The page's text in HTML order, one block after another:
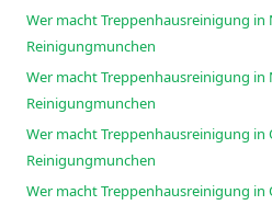
Wer macht Treppenhausreinigung
Reinigungmunchen
Wer macht Treppenhausreinigung
Reinigungmunchen
Wer macht Treppenhausreinigung
Reinigungmunchen
Wer macht Treppenhausreinigung